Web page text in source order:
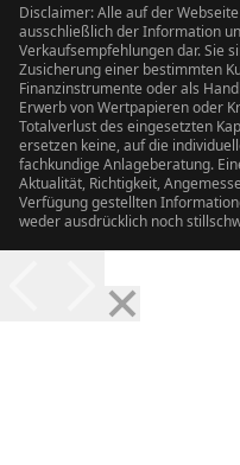
Disclaimer: Alle auf der
ausschließlich der Information
Verkaufsempfehlungen dar. Sie
Zusicherung einer bestimmten
Finanzinstrumente oder als
Erwerb von Wertpapieren oder
Totalverlust des eingesetzten
ersetzen keine, auf die
fachkundige Anlageberatung.
Aktualität, Richtigkeit,
Verfügung gestellten
weder ausdrücklich noch